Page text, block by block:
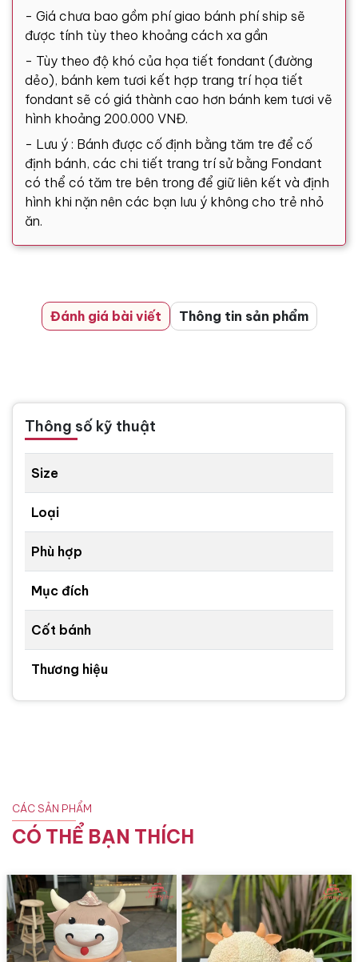
- Giá chưa bao gồm phí giao bánh phí ship sẽ
được tính tùy theo khoảng cách xa gần
- Tùy theo độ khó của họa tiết fondant (đường
dẻo), bánh kem tươi kết hợp trang trí họa tiết
fondant sẽ có giá thành cao hơn bánh kem tươi vẽ
hình khoảng 200.000 VNĐ.
- Lưu ý : Bánh được cố định bằng tăm tre để cố
định bánh, các chi tiết trang trí sử bằng Fondant
có thể có tăm tre bên trong để giữ liên kết và định
hình khi nặn nên các bạn lưu ý không cho trẻ nhỏ
ăn.
Đánh giá bài viết Thông tin sản phẩm
Thông số kỹ thuật
Size
Loại
Phù hợp
Mục đích
Cốt bánh
Thương hiệu
CÁC SẢN PHẨM
CÓ THỂ BẠN THÍCH